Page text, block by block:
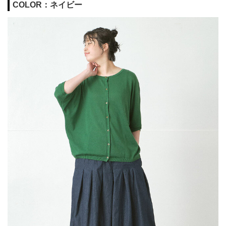
COLOR：ネイビー